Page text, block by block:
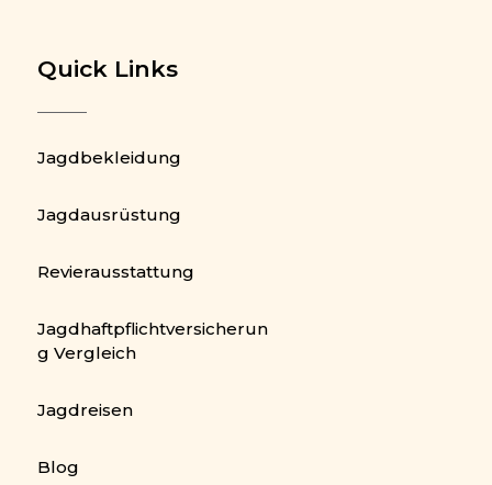
Quick Links
Jagdbekleidung
Jagdausrüstung
Revierausstattung
Jagdhaftpflichtversicherun
g Vergleich
Jagdreisen
Blog